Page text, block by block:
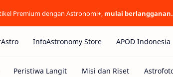
Premium dengan Astronomi+, mulai berlangganan.
InfoAstronomy Store APOD Indonesia